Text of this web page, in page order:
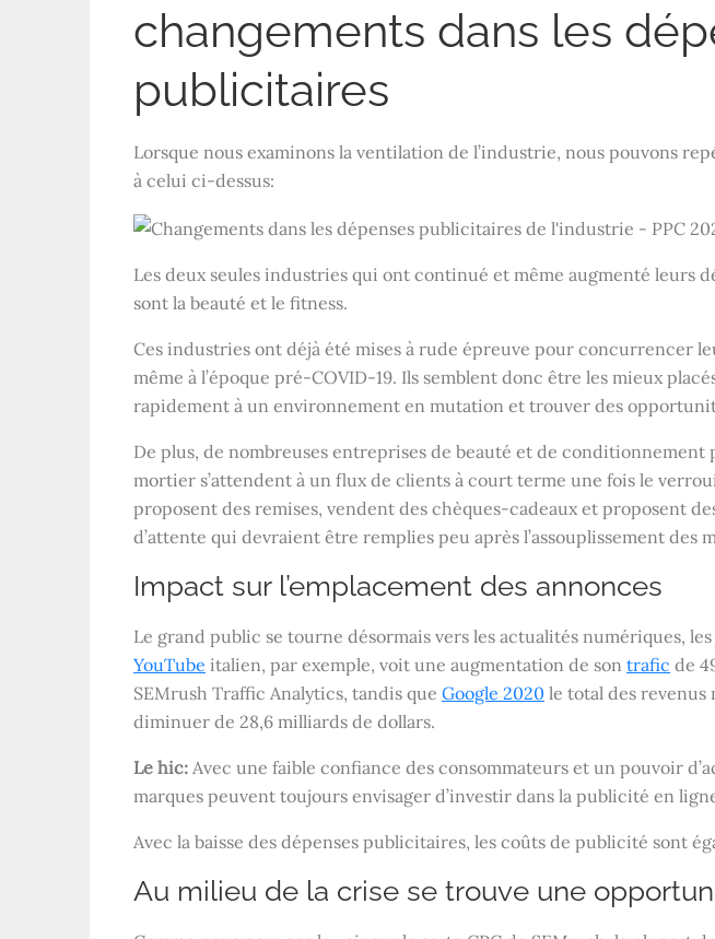
changements dans les
publicitaires
Lorsque nous examinons la ventilation de l’industrie, nous pouvons
à celui ci-dessus:
Les deux seules industries qui ont continué et même augmenté leurs
sont la beauté et le fitness.
Ces industries ont déjà été mises à rude épreuve pour concurrencer
même à l’époque pré-COVID-19. Ils semblent donc être les mieux
rapidement à un environnement en mutation et trouver des
De plus, de nombreuses entreprises de beauté et de conditionnement
mortier s’attendent à un flux de clients à court terme une fois le
proposent des remises, vendent des chèques-cadeaux et proposent
d’attente qui devraient être remplies peu après l’assouplissement des
Impact sur l’emplacement des annonces
Le grand public se tourne désormais vers les actualités numériques,
YouTube italien, par exemple, voit une augmentation de son trafic de
SEMrush Traffic Analytics, tandis que Google 2020 le total des
diminuer de 28,6 milliards de dollars.
Le hic: Avec une faible confiance des consommateurs et un pouvoir
marques peuvent toujours envisager d’investir dans la publicité en
Avec la baisse des dépenses publicitaires, les coûts de publicité sont
Au milieu de la crise se trouve une